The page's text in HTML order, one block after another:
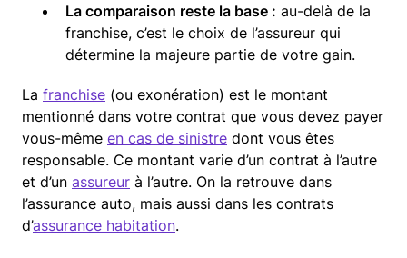
La comparaison reste la base : au-delà de la
franchise, c’est le choix de l’assureur qui
détermine la majeure partie de votre gain.
La franchise (ou exonération) est le montant
mentionné dans votre contrat que vous devez payer
vous-même en cas de sinistre dont vous êtes
responsable. Ce montant varie d’un contrat à l’autre
et d’un assureur à l’autre. On la retrouve dans
l’assurance auto, mais aussi dans les contrats
d’assurance habitation.